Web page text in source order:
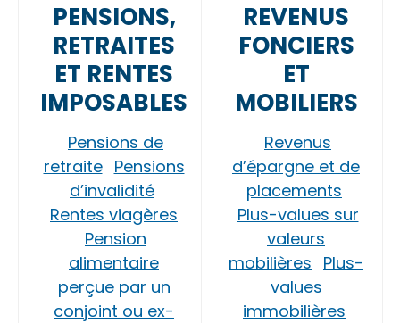
PENSIONS,
RETRAITES
ET RENTES
IMPOSABLES
Pensions de
retraite Pensions
d’invalidité
Rentes viagères
Pension
alimentaire
perçue par un
conjoint ou ex-
REVENUS
FONCIERS
ET
MOBILIERS
Revenus
d’épargne et de
placements
Plus-values sur
valeurs
mobilières Plus-
values
immobilières